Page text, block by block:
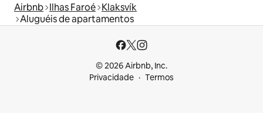
Airbnb Ilhas Faroé Klaksvík
Aluguéis de apartamentos
© 2026 Airbnb, Inc.
Privacidade
Termos